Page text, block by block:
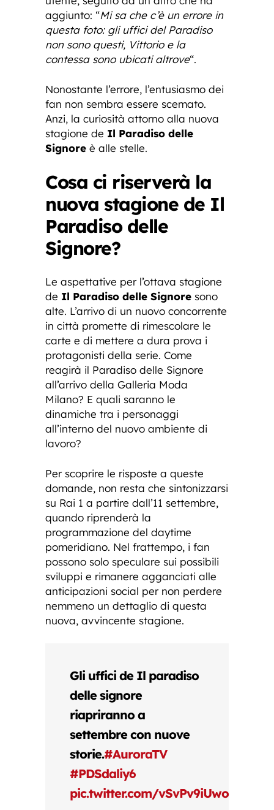
aggiunto: “Mi sa che c’è un errore in
questa foto: gli uffici del Paradiso
non sono questi, Vittorio e la
contessa sono ubicati altrove“.
Nonostante l’errore, l’entusiasmo dei
fan non sembra essere scemato.
Anzi, la curiosità attorno alla nuova
stagione de Il Paradiso delle
Signore è alle stelle.
Cosa ci riserverà la
nuova stagione de Il
Paradiso delle
Signore?
Le aspettative per l’ottava stagione
de Il Paradiso delle Signore sono
alte. L’arrivo di un nuovo concorrente
in città promette di rimescolare le
carte e di mettere a dura prova i
protagonisti della serie. Come
reagirà il Paradiso delle Signore
all’arrivo della Galleria Moda
Milano? E quali saranno le
dinamiche tra i personaggi
all’interno del nuovo ambiente di
lavoro?
Per scoprire le risposte a queste
domande, non resta che sintonizzarsi
su Rai 1 a partire dall’11 settembre,
quando riprenderà la
programmazione del daytime
pomeridiano. Nel frattempo, i fan
possono solo speculare sui possibili
sviluppi e rimanere agganciati alle
anticipazioni social per non perdere
nemmeno un dettaglio di questa
nuova, avvincente stagione.
Gli uffici de Il paradiso
delle signore
riapriranno a
settembre con nuove
storie.#AuroraTV
#PDSdaliy6
pic.twitter.com/vSvPv9iUwo